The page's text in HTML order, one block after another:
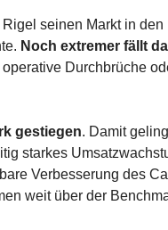
seinen Markt in den
Noch extremer fällt
Durchbrüche
gestiegen. Damit
starkes
Verbesserung des
weit über der